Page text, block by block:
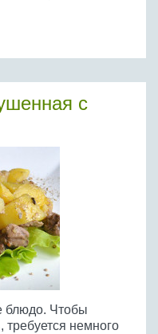
с
блюдо. Чтобы
немного